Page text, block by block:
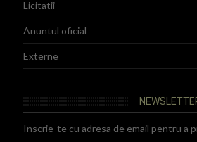
Licitatii
Anuntul oficial
Externe
Inscrie-te cu adresa de email pentru a